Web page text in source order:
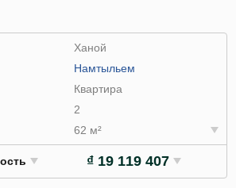
Ханой
Намтыльем
Квартира
2
62 м²
₫ 19 119 407